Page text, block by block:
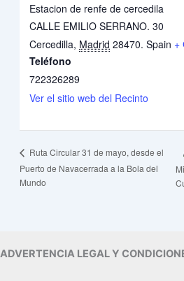
Estacion de renfe de cercedila
CALLE EMILIO SERRANO. 30
Cercedilla, Madrid 28470. Spain +
Teléfono
722326289
Ver el sitio web del Recinto
Ruta Circular 31 de mayo, desde el
Puerto de Navacerrada a la Bola del
Mundo
ADVERTENCIA LEGAL Y